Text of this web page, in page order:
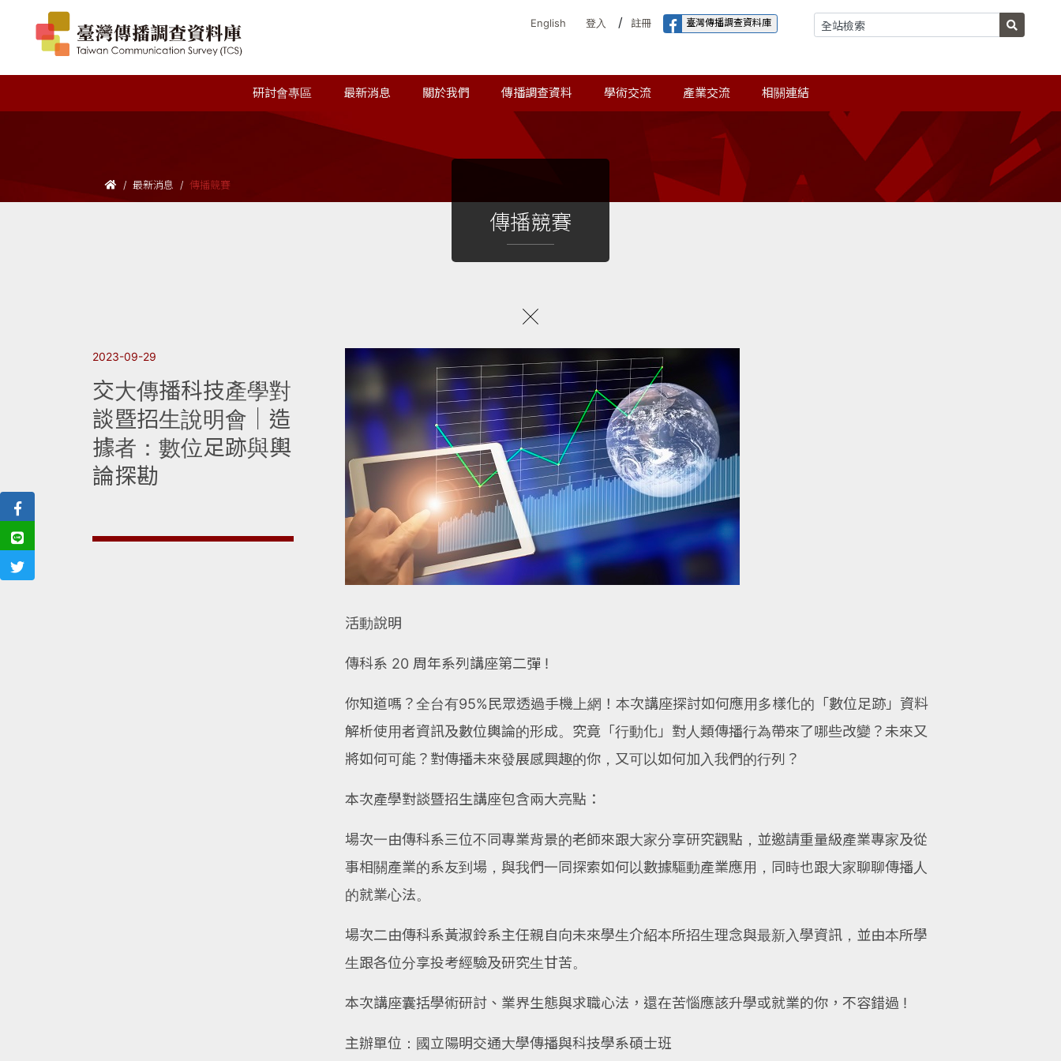
English 登入 / 註冊 臺灣傳播調查資料庫
研討會專區 最新消息 關於我們 傳播調查資料 學術交流 產業交流 相關連結
最新消息 傳播競賽
傳播競賽
2023-09-29
交大傳播科技產學對
談暨招生說明會｜造
據者：數位足跡與輿
論探勘
活動說明
傳科系 20 周年系列講座第二彈 !
你知道嗎？全台有95%民眾透過手機上網！本次講座探討如何應用多樣化的「數位足跡」資料
解析使用者資訊及數位輿論的形成。究竟「行動化」對人類傳播行為帶來了哪些改變？未來又
將如何可能？對傳播未來發展感興趣的你，又可以如何加入我們的行列？
本次產學對談暨招生講座包含兩大亮點：
場次一由傳科系三位不同專業背景的老師來跟大家分享研究觀點，並邀請重量級產業專家及從
事相關產業的系友到場，與我們一同探索如何以數據驅動產業應用，同時也跟大家聊聊傳播人
的就業心法。
場次二由傳科系黃淑鈴系主任親自向未來學生介紹本所招生理念與最新入學資訊，並由本所學
生跟各位分享投考經驗及研究生甘苦。
本次講座囊括學術研討、業界生態與求職心法，還在苦惱應該升學或就業的你，不容錯過 !
主辦單位：國立陽明交通大學傳播與科技學系碩士班